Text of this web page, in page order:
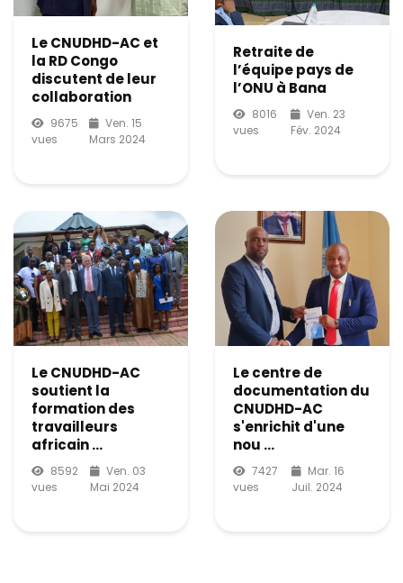
Le CNUDHD-AC et
la RD Congo
discutent de leur
collaboration
9675
vues
Ven. 15
Mars 2024
Retraite de
l’équipe pays de
l’ONU à Bana
8016
vues
Ven. 23
Fév. 2024
Le CNUDHD-AC
soutient la
formation des
travailleurs
africain ...
8592
vues
Ven. 03
Mai 2024
Le centre de
documentation du
CNUDHD-AC
s'enrichit d'une
nou ...
7427
vues
Mar. 16
Juil. 2024